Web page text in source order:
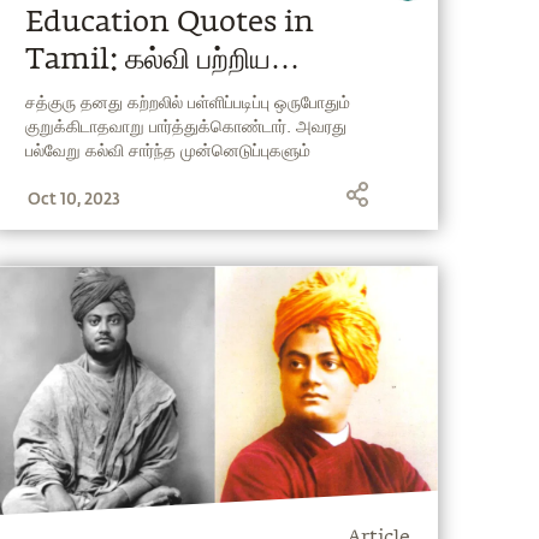
Education Quotes in
Tamil: கல்வி பற்றிய
சத்குருவின் வாசகங்கள்!
சத்குரு தனது கற்றலில் பள்ளிப்படிப்பு ஒருபோதும்
குறுக்கிடாதவாறு பார்த்துக்கொண்டார். அவரது
பல்வேறு கல்வி சார்ந்த முன்னெடுப்புகளும்
முக்கியத்துவம் அளிக்கின்றன, கேள்வியின்றி
பற்றியதாக இருப்பதில்லை, உணர்ந்து உள்வாங்குவதை
மேம்படுத்துவதாக இருக்கிறது. கல்வி குறித்து சத்குரு
பகிர்ந்துள்ள ஒரு சில மேற்கோள்களைப் படித்து
தெளிவுறுங்கள்.
Oct 10, 2023